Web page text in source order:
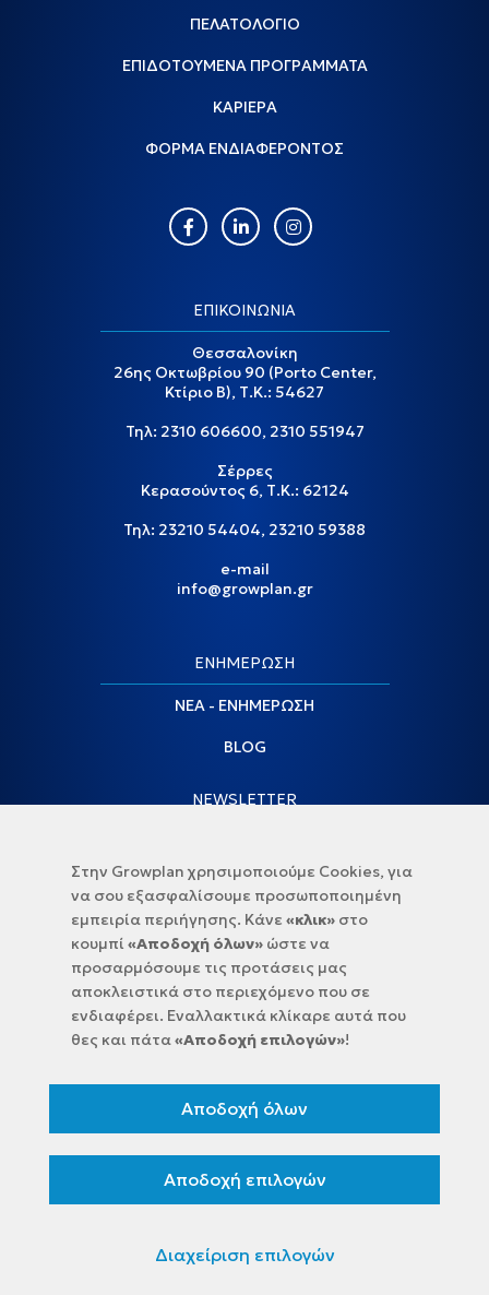
Στην Growplan χρησιμοποιούμε Cookies, για
να σου εξασφαλίσουμε προσωποποιημένη
εμπειρία περιήγησης. Κάνε «κλικ»στο
κουμπί «Αποδοχή όλων»ώστε να
προσαρμόσουμε τις προτάσεις μας
αποκλειστικά στο περιεχόμενο που σε
ενδιαφέρει. Εναλλακτικά κλίκαρε αυτά που
θες και πάτα«Αποδοχή επιλογών»!
Αποδοχή όλων
Αποδοχή επιλογών
Διαχείριση επιλογών
ΠΕΛΑΤΟΛΟΓΙΟ
ΕΠΙΔΟΤΟΥΜΕΝΑ ΠΡΟΓΡΑΜΜΑΤΑ
ΚΑΡΙΕΡΑ
ΦΟΡΜΑ ΕΝΔΙΑΦΕΡΟΝΤΟΣ
ΕΠΙΚΟΙΝΩΝΙΑ
Θεσσαλονίκη
26ης Οκτωβρίου 90 (Porto Center,
Κτίριο Β), Τ.Κ.: 54627
Τηλ: 2310 606600, 2310 551947
Σέρρες
Κερασούντος 6, Τ.Κ.: 62124
Τηλ: 23210 54404, 23210 59388
e-mail
info@growplan.gr
ΕΝΗΜΕΡΩΣΗ
ΝΕΑ - ΕΝΗΜΕΡΩΣΗ
BLOG
NEWSLETTER
Πολιτική προστασίας δεδομένων